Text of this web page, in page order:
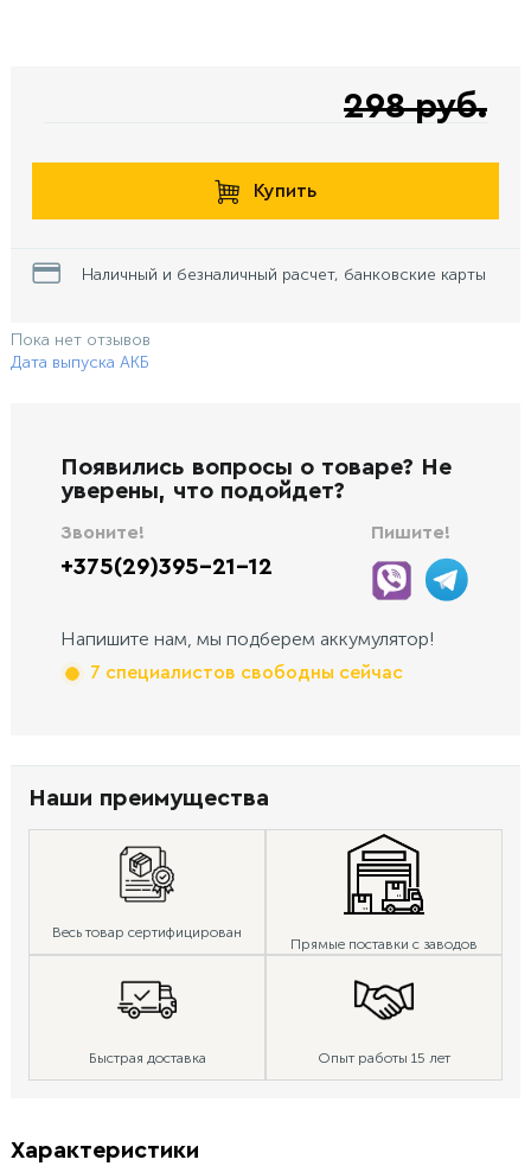
298 руб.
Купить
Наличный и безналичный расчет, банковские карты
Пока нет отзывов
Дата выпуска АКБ
Появились вопросы о товаре? Не
уверены, что подойдет?
Звоните!
+375(29)395-21-12
Пишите!
Напишите нам, мы подберем аккумулятор!
7 специалистов свободны сейчас
Наши преимущества
Весь товар сертифицирован
Прямые поставки с заводов
Быстрая доставка Опыт работы 15 лет
Характеристики